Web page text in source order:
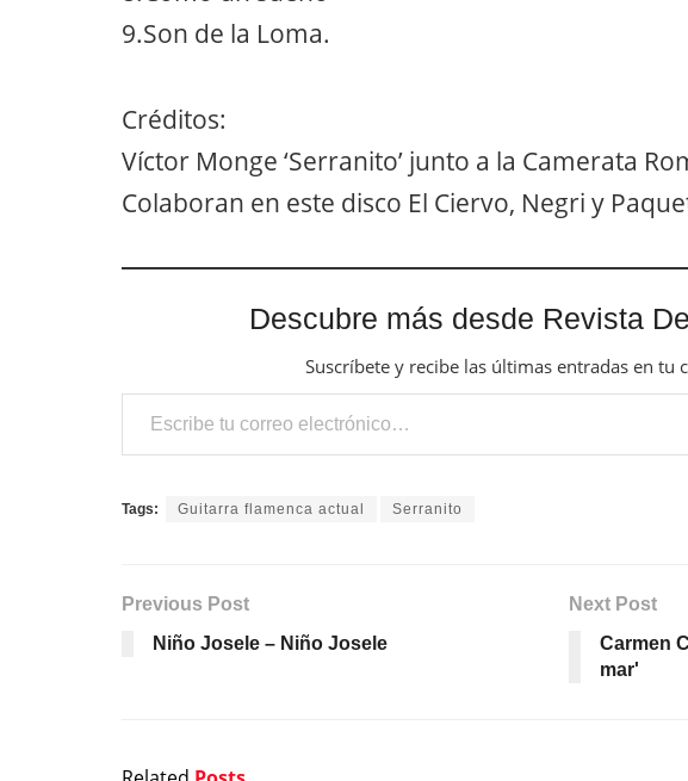
9.Son de la Loma.
Créditos:
Víctor Monge ‘Serranito’ junto a la Camerata
Colaboran en este disco El Ciervo, Negri y
Descubre más desde Revista
Suscríbete y recibe las últimas entradas en tu
Escribe tu correo electrónico…
Tags: Guitarra flamenca actual Serranito
Previous Post
Niño Josele – Niño Josele
Next Post
Carmen
mar'